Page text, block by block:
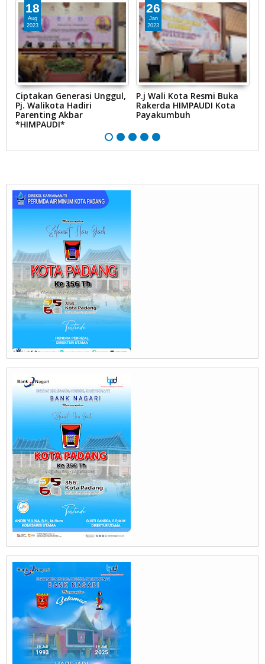
18
Aug
2023
Ciptakan Generasi Unggul,
Pj. Walikota Hadiri
Parenting Akbar
*HIMPAUDI*
26
Jan
2023
P.j Wali Kota Resmi Buka
Rakerda HIMPAUDI Kota
Payakumbuh